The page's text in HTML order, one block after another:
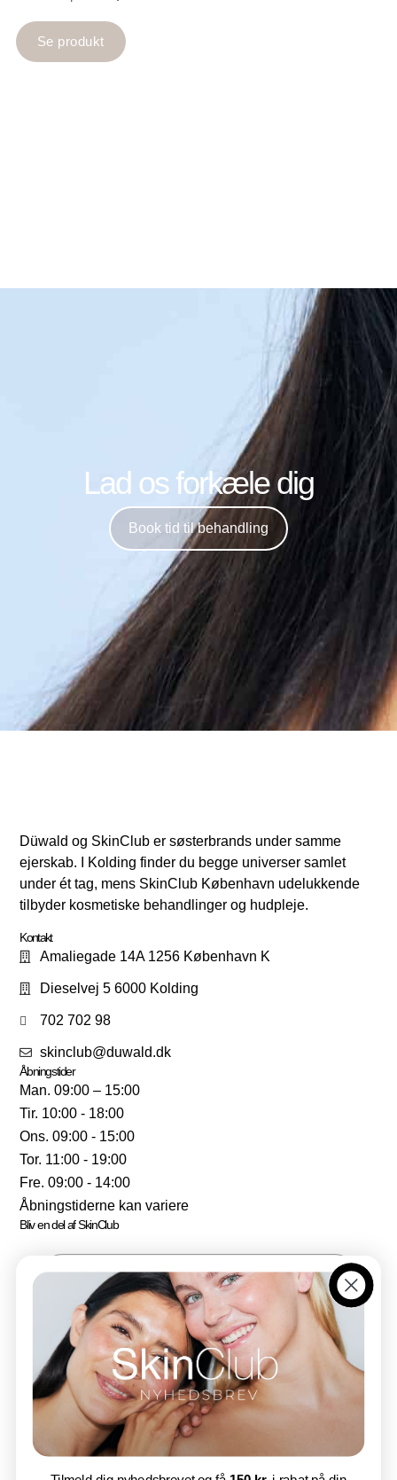
Se produkt
Lad os forkæle dig
Book tid til behandling
Düwald og SkinClub er søsterbrands under samme
ejerskab. I Kolding finder du begge universer samlet
under ét tag, mens SkinClub København udelukkende
tilbyder kosmetiske behandlinger og hudpleje.
Kontakt
Amaliegade 14A 1256 København K
Dieselvej 5 6000 Kolding
702 702 98
skinclub@duwald.dk
Åbningstider
Man. 09:00 – 15:00
Tir. 10:00 - 18:00
Ons. 09:00 - 15:00
Tor. 11:00 - 19:00
Fre. 09:00 - 14:00
Åbningstiderne kan variere
Bliv en del af SkinClub
E-mail
Tilmeld nu